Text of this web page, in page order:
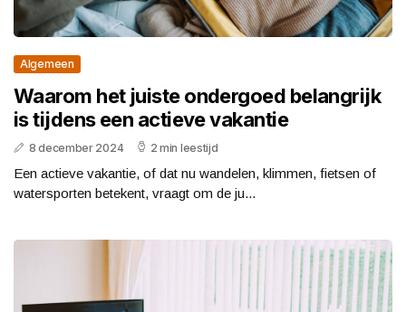
Algemeen
Waarom het juiste ondergoed belangrijk
is tijdens een actieve vakantie
8 december 2024 2 min leestijd
Een actieve vakantie, of dat nu wandelen, klimmen, fietsen of
watersporten betekent, vraagt om de ju...